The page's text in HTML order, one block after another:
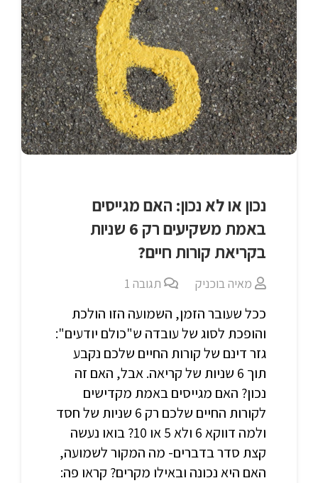
נכון או לא נכון: האם מגייסים
באמת משקיעים רק 6 שניות
בקריאת קורות חיים?
מאיה בוכניק תגובה1
ככל שעובר הזמן, השמועה הזו הולכת
והופכת לסוג של עובדה ש"כולם יודעים":
גזר דינם של קורות החיים שלכם נקבע
תוך 6 שניות של קריאה. אבל, האם זה
נכון? האם מגייסים באמת מקדישים
לקורות החיים שלכם רק 6 שניות של חסד
ולמה דווקא 6 ולא 5 או 10? בואו נעשה
קצת סדר בדברים- מה המקור לשמועה,
האם היא נכונה ובאילו מקרים? קראו פה: